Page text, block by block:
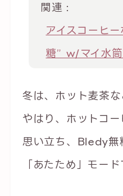
関連 :
アイスコーヒ
糖” w/マイ水筒
冬は、ホット麦茶な
やはり、ホットコ
思い立ち、Bledy無
「あたため」モー